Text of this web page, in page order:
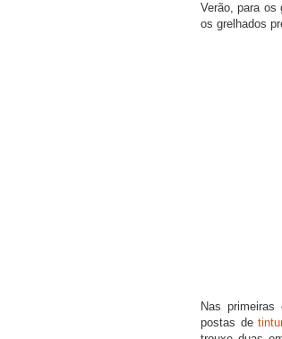
Verão, para os
os grelhados
Nas primeiras
postas de